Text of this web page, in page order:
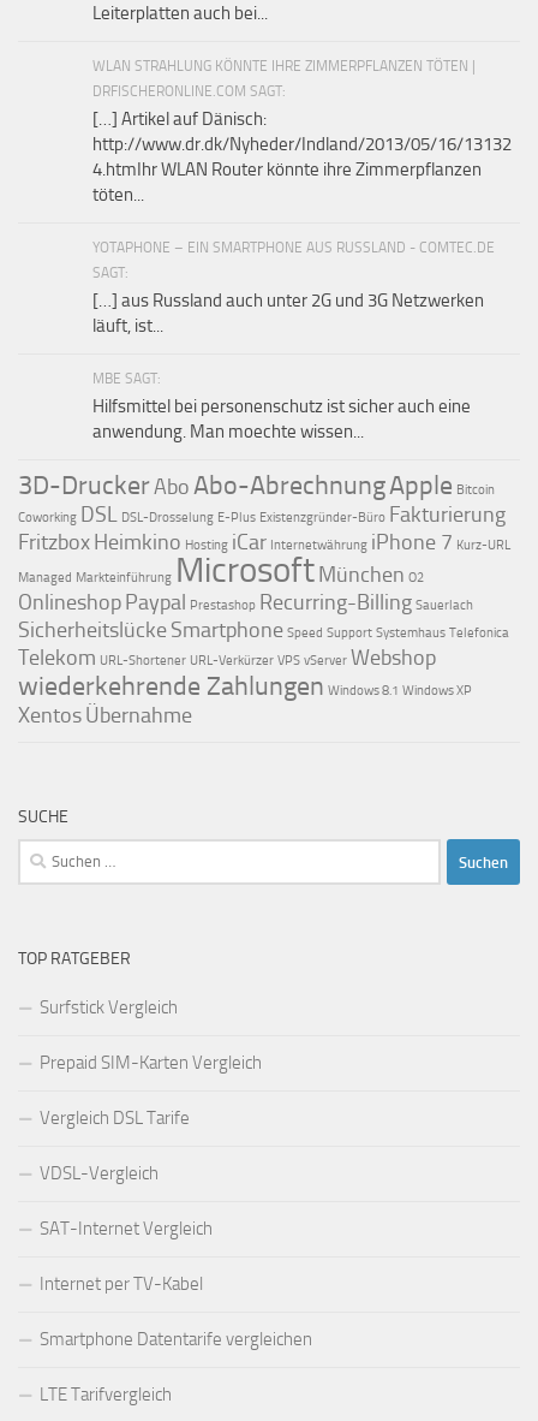
Leiterplatten auch bei...
WLAN STRAHLUNG KÖNNTE IHRE ZIMMERPFLANZEN TÖTEN |
DRFISCHERONLINE.COM SAGT:
[…] Artikel auf Dänisch:
http://www.dr.dk/Nyheder/Indland/2013/05/16/13132
4.htmIhr WLAN Router könnte ihre Zimmerpflanzen
töten...
YOTAPHONE – EIN SMARTPHONE AUS RUSSLAND - COMTEC.DE
SAGT:
[…] aus Russland auch unter 2G und 3G Netzwerken
läuft, ist...
MBE SAGT:
Hilfsmittel bei personenschutz ist sicher auch eine
anwendung. Man moechte wissen...
3D-DruckerAbo Abo-AbrechnungApple Bitcoin
Coworking DSL DSL-Drosselung E-Plus Existenzgründer-Büro Fakturierung
Fritzbox Heimkino Hosting iCar Internetwährung iPhone 7 Kurz-URL
Managed Markteinführung Microsoft München O2
Onlineshop Paypal Prestashop Recurring-Billing Sauerlach
Sicherheitslücke Smartphone Speed Support Systemhaus Telefonica
Telekom URL-Shortener URL-Verkürzer VPS vServer Webshop
wiederkehrende Zahlungen Windows 8.1 Windows XP
Xentos Übernahme
SUCHE
Suchen
nach:
TOP RATGEBER
Surfstick Vergleich
Prepaid SIM-Karten Vergleich
Vergleich DSL Tarife
VDSL-Vergleich
SAT-Internet Vergleich
Internet per TV-Kabel
Smartphone Datentarife vergleichen
LTE Tarifvergleich